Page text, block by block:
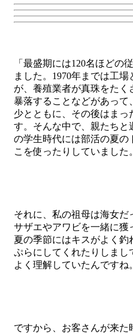
「最盛期には120名ほどの
ました。1970年までは工
が、養殖業者が真珠をた
暴落することなどがあって、
少とともに
、その後はま
す。そんな中で、親たちと
の学生時代には部活の夏の
こを使ったりしていました。
それに、私の祖母は海女だ
サザエやアワビを一緒に獲
夏の季節にはキスがよく
ぷらにしてくれたりしまし
よく理解していたんですね。
ですから、お客さんが来た